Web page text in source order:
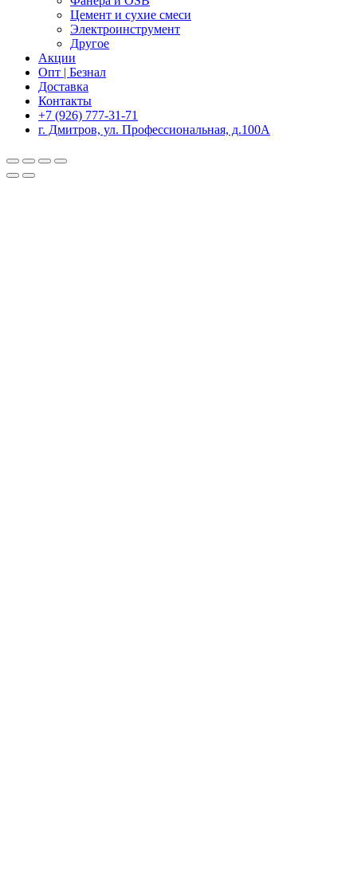
Цемент и сухие смеси
Электроинструмент
Другое
Акции
Опт | Безнал
Доставка
Контакты
+7 (926) 777-31-71
г. Дмитров, ул. Профессиональная, д.100А